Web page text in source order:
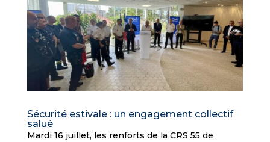
Sécurité estivale : un engagement collectif
salué
Mardi 16 juillet, les renforts de la CRS 55 de